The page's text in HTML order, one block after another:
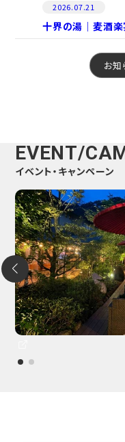
2026.07.21
十界の湯｜麦酒楽
お知
EVENT/
イベント・キャンペーン